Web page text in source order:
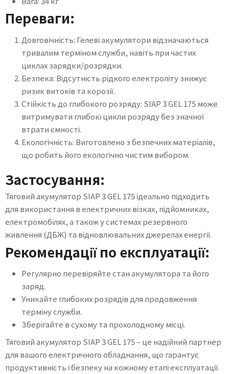
Переваги:
Довговічність: Гелеві акумулятори відзначаються
тривалим терміном служби, навіть при частих
циклах зарядки/розрядки.
Безпека: Відсутність рідкого електроліту знижує
ризик витоків та корозії.
Стійкість до глибокого розряду: SIAP 3 GEL 175 може
витримувати глибокі цикли розряду без значної
втрати ємності.
Екологічність: Виготовлено з безпечних матеріалів,
що робить його екологічно чистим вибором.
Застосування:
Тяговий акумулятор SIAP 3 GEL 175 ідеально підходить
для використання в електричних візках, підйомниках,
електромобілях, а також у системах резервного
живлення (ДБЖ) та відновлювальних джерелах енергії.
Рекомендації по експлуатації:
Регулярно перевіряйте стан акумулятора та його
заряд.
Уникайте глибоких розрядів для продовження
терміну служби.
Зберігайте в сухому та прохолодному місці.
Тяговий акумулятор SIAP 3 GEL 175 – це надійний партнер
для вашого електричного обладнання, що гарантує
продуктивність і безпеку на кожному етапі експлуатації.